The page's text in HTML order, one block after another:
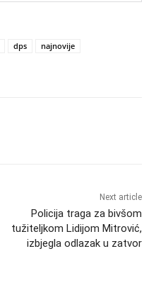
dps
najnovije
Next article
Policija traga za bivšom
tužiteljkom Lidijom Mitrović,
izbjegla odlazak u zatvor